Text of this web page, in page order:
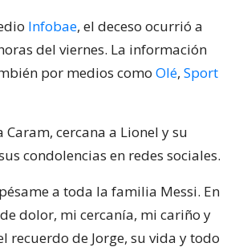
Infobae, el deceso ocurrió a
del viernes. La información
por medios como Olé, Sport
cercana a Lionel y su
condolencias en redes sociales.
a toda la familia Messi. En
dolor, mi cercanía, mi cariño y
recuerdo de Jorge, su vida y todo